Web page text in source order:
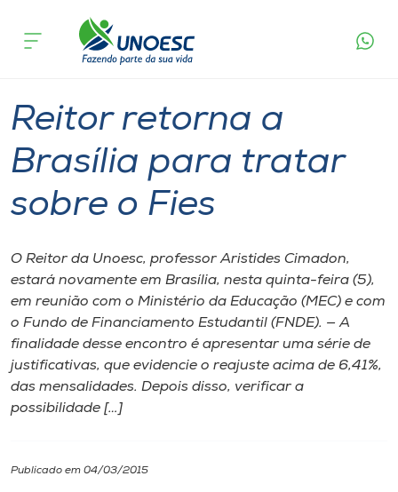
Cursos
Pesquisa
Atendimento ao Estudante
Portal de Ensino
A
Internacionalização
acontece
Reitor retorna a
Brasília para tratar
sobre o Fies
O Reitor da Unoesc, professor Aristides Cimadon,
estará novamente em Brasília, nesta quinta-feira (5),
em reunião com o Ministério da Educação (MEC) e com
o Fundo de Financiamento Estudantil (FNDE). — A
finalidade desse encontro é apresentar uma série de
justificativas, que evidencie o reajuste acima de 6,41%,
das mensalidades. Depois disso, verificar a
possibilidade […]
Publicado em 04/03/2015